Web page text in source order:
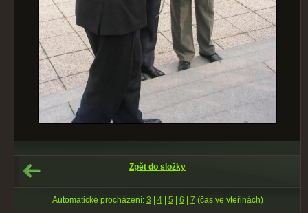
Zpět do složky
Automatické procházení: 3 4| 5 6 7 (čas ve vteřinách)